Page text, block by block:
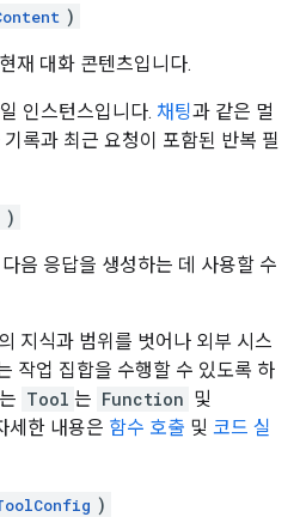
)
재 대화 콘텐츠입니다.
인스턴스입니다. 채팅과 같은 멀
록과 최근 요청이 포함된 반복 필
)
음 응답을 생성하는 데 사용할 수
의 지식과 범위를 벗어나 외부 시스
작업 집합을 수행할 수 있도록 하
Tool 는 Function 및
세한 내용은 함수 호출 및 코드 실
)